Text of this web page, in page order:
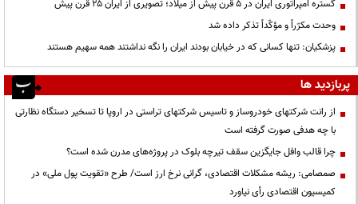
گستره امپراتوری ایران در ۵ قرن پیش از میلاد؛ تصویری از ایران ۲۵ قرن پیش
وحدت مکرّراً و مؤکّداً تذکر داده شد
پزشکیان: تنها کسانی که در خیابان بودند ایران را نگه نداشتند همه سهیم هستند
پربازدید ها
از رانت‌ شرکتهای خودروساز و تاسیس شرکتهای تراستی در اروپا تا تسخیر دستگاه نظارتی
با چه هدفی صورت گرفته است
چرا قالب وافل جایگزین سقف تیرچه بلوک در پروژه‌های مدرن شده است؟
صمصامی: ریشه مشکلات اقتصادی، گرانی نرخ ارز است/ طرح «تقویت پول ملی» در
کمیسیون اقتصادی رأی نیاورد